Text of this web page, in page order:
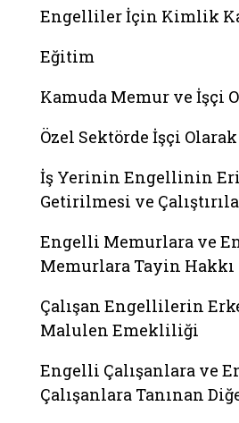
Engelliler İçin Kimlik
Eğitim
Kamuda Memur ve İşçi
Özel Sektörde İşçi
İş Yerinin Engellinin
Getirilmesi ve
Engelli Memurlara ve
Memurlara Tayin Hakkı
Çalışan Engellilerin
Malulen Emekliliği
Engelli Çalışanlara ve
Çalışanlara Tanınan